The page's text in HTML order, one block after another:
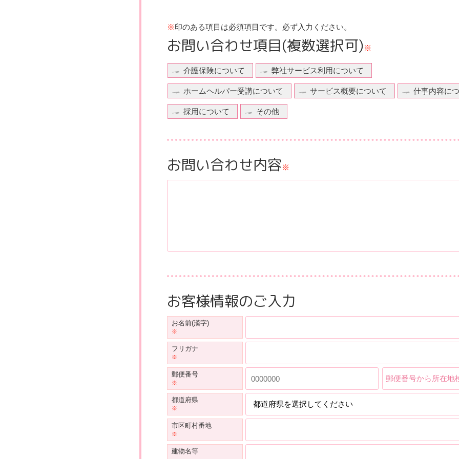
※印のある項目は必須項目です。 必ず入力ください。
お問い合わせ項目(複数選択可)※
介護保険について 弊社サービス利用について
ホームヘルパー受講について サービス概要について 仕事内容に
採用について その他
お問い合わせ内容※
お客様情報のご入力
お名前(漢字)
フリガナ
郵便番号 郵便番号から所在地
都道府県
市区町村番地
建物名等